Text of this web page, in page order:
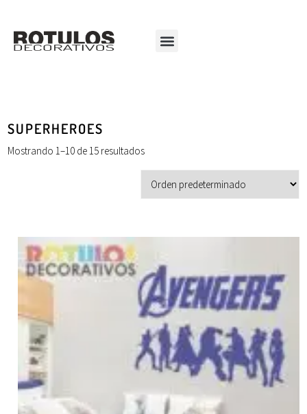
SUPERHEROES
Mostrando 1–10 de 15 resultados